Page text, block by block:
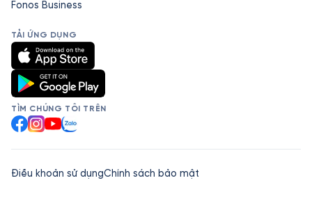
Fonos Business
TẢI ỨNG DỤNG
TÌM CHÚNG TÔI TRÊN
Facebook
Instagram
YouTube
Zalo
Điều khoản sử dụngChính sách bảo mật